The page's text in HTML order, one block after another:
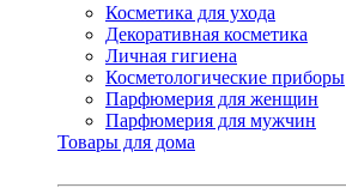
Косметика для ухода
Декоративная косметика
Личная гигиена
Косметологические приборы
Парфюмерия для женщин
Парфюмерия для мужчин
Товары для дома